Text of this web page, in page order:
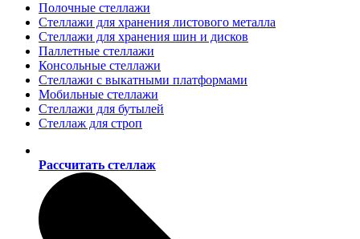
Полочные стеллажи
Стеллажи для хранения листового металла
Стеллажи для хранения шин и дисков
Паллетные стеллажи
Консольные стеллажи
Стеллажи с выкатными платформами
Мобильные стеллажи
Стеллажи для бутылей
Стеллаж для строп
Рассчитать стеллаж